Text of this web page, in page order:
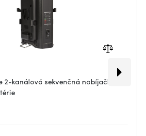
2-kanálová sekvenčná nabíjačka